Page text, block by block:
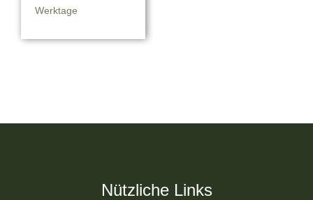
Werktage
Nützliche Links